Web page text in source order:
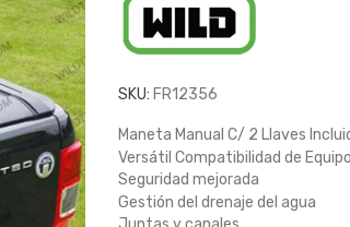
SKU: FR12356
Maneta Manual C/ 2 Llaves
Versátil Compatibilidad de
Seguridad mejorada
Gestión del drenaje del agua